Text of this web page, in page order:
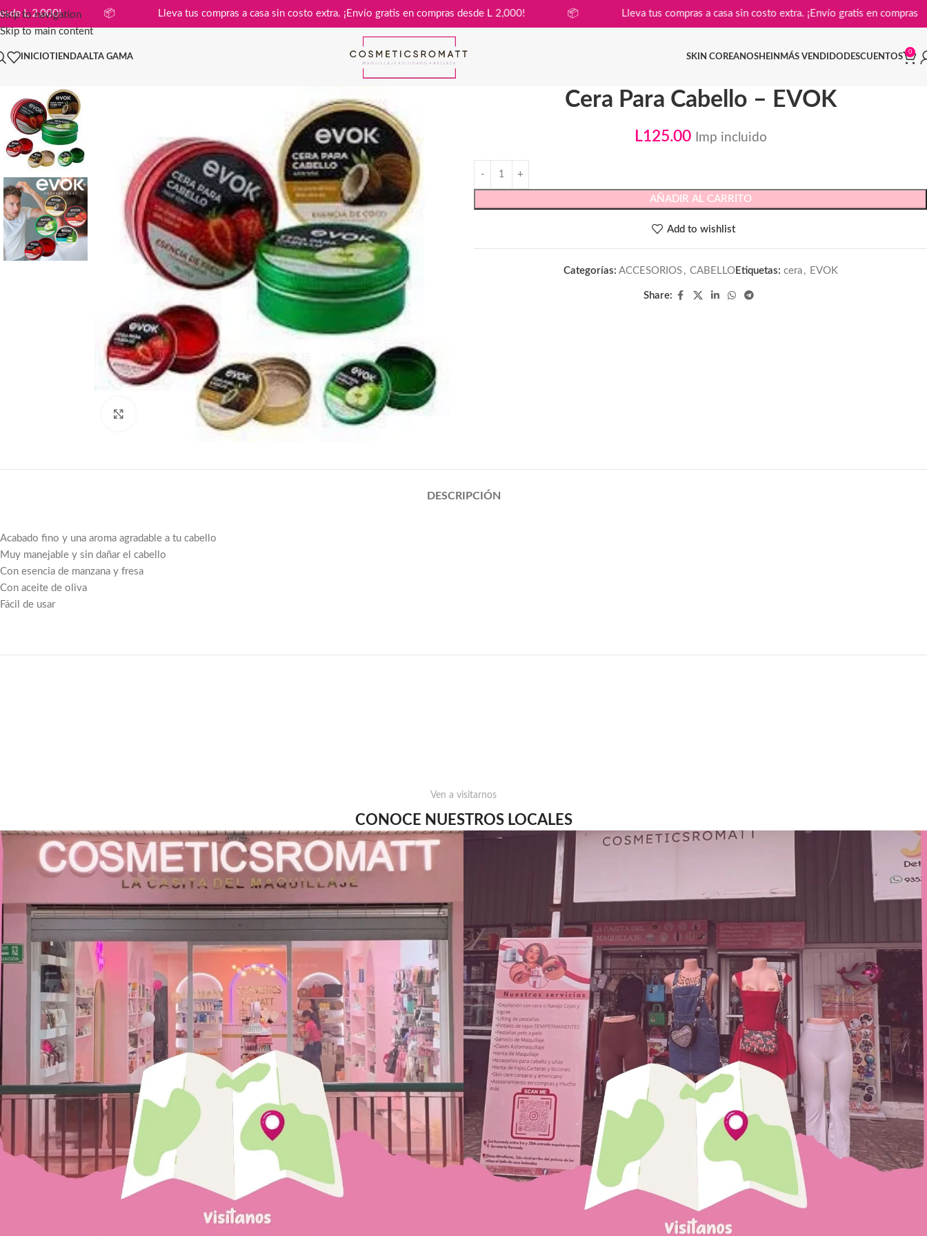
Skip to navigation
Skip to main content
desde L 2,000! Lleva tus compras a casa sin costo extra. ¡Envío gratis en compras desde L 2,000! Lleva tus compras a casa sin costo extra. ¡Envío gratis en
INICIOTIENDAALTA GAMA SKIN COREANOSHEIN MÁS VENDIDO DESCUENTOS
0
Click to enlarge
Cera Para Cabello – EVOK
L125.00 Imp incluido
AÑADIR AL CARRITO
Add to wishlist
Categorías: ACCESORIOS , CABELLOEtiquetas: cera , EVOK
Share:
DESCRIPCIÓN
Acabado fino y una aroma agradable a tu cabello
Muy manejable y sin dañar el cabello
Con esencia de manzana y fresa
Con aceite de oliva
Fácil de usar
Ven a visitarnos
CONOCE NUESTROS LOCALES